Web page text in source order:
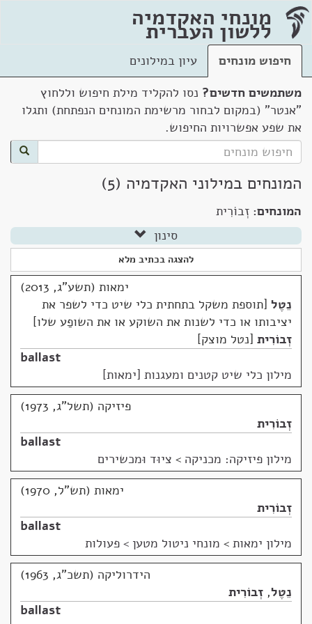
מונחי האקדמיה
ללשון העברית
חיפוש מונחים
עיון במילונים
משתמשים חדשים? נסו להקליד מילת חיפוש וללחוץ
"אנטר" (במקום לבחור מרשימת המונחים הנפתחת) ותגלו
את שפע אפשרויות החיפוש.
המונחים במילוני האקדמיה (5)
המונחים: זְבוֹרִית
סינון
להצגה בכתיב מלא
ימאות (תשע"ג, 2013)
נֵטֶל תוספת משקל בתחתית כלי שיט כדי לשפר את
יציבותו או כדי לשנות את השוקע או את השופַע שלו
זְבוֹרִית נטל מוצק
ballast
מילון כלי שיט קטנים ומעגנות [ימאות]
פיזיקה (תשל"ג, 1973)
זְבוֹרִית
ballast
מילון פיזיקה: מכניקה > ציוּד וּמכשירים
ימאות (תש"ל, 1970)
זְבוֹרִית
ballast
מילון ימאות > מונחי ניטול מטען > פעולות
הידרוליקה (תשכ"ג, 1963)
נֵטֶל, זְבוֹרִית
ballast